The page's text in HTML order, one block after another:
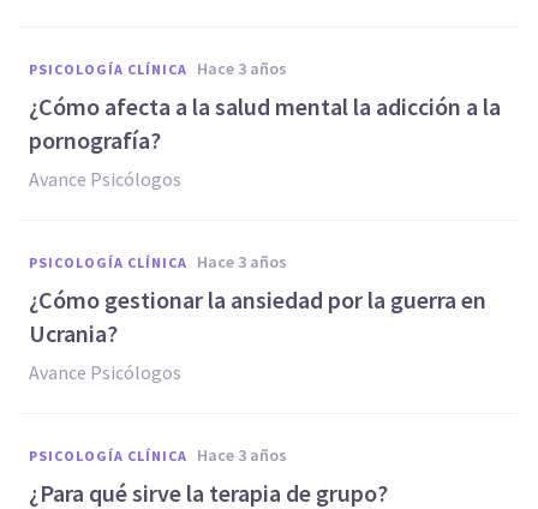
PSICOLOGÍA CLÍNICA hace 3 años
¿Cómo afecta a la salud mental la adicción a la
pornografía?
Avance Psicólogos
PSICOLOGÍA CLÍNICA hace 3 años
¿Cómo gestionar la ansiedad por la guerra en
Ucrania?
Avance Psicólogos
PSICOLOGÍA CLÍNICA hace 3 años
¿Para qué sirve la terapia de grupo?